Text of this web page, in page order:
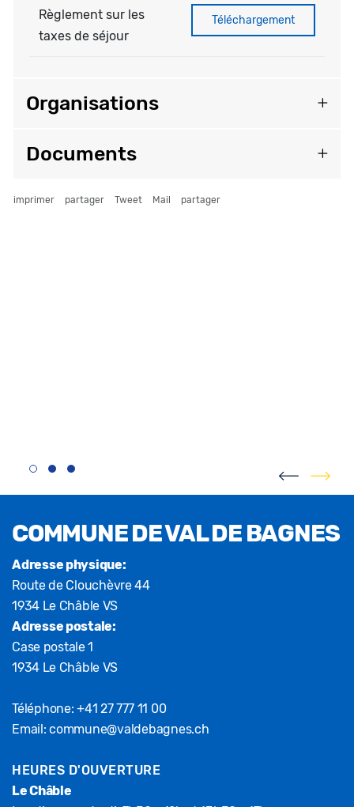
Règlement sur les
taxes de séjour
Règlement sur les taxes de
Téléchargement
Organisations
Documents
imprimer partager Tweet Mail partager
COMMUNE DE VAL DE BAGNES
Adresse physique:
Route de Clouchèvre 44
1934 Le Châble VS
Adresse postale:
Case postale 1
1934 Le Châble VS
Téléphone:+41 27 777 11 00
Email: commune@valdebagnes.ch
HEURES D'OUVERTURE
Le Châble